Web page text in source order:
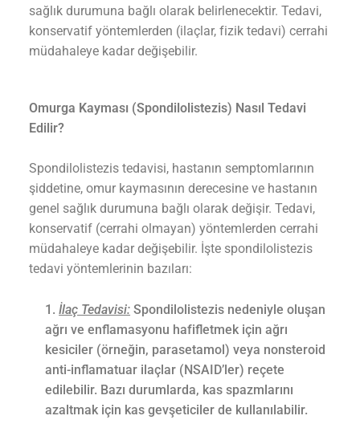
sağlık durumuna bağlı olarak belirlenecektir. Tedavi,
konservatif yöntemlerden (ilaçlar, fizik tedavi) cerrahi
müdahaleye kadar değişebilir.
Omurga Kayması (Spondilolistezis) Nasıl Tedavi
Edilir?
Spondilolistezis tedavisi, hastanın semptomlarının
şiddetine, omur kaymasının derecesine ve hastanın
genel sağlık durumuna bağlı olarak değişir. Tedavi,
konservatif (cerrahi olmayan) yöntemlerden cerrahi
müdahaleye kadar değişebilir. İşte spondilolistezis
tedavi yöntemlerinin bazıları:
İlaç Tedavisi: Spondilolistezis nedeniyle oluşan
ağrı ve enflamasyonu hafifletmek için ağrı
kesiciler (örneğin, parasetamol) veya nonsteroid
anti-inflamatuar ilaçlar (NSAID’ler) reçete
edilebilir. Bazı durumlarda, kas spazmlarını
azaltmak için kas gevşeticiler de kullanılabilir.